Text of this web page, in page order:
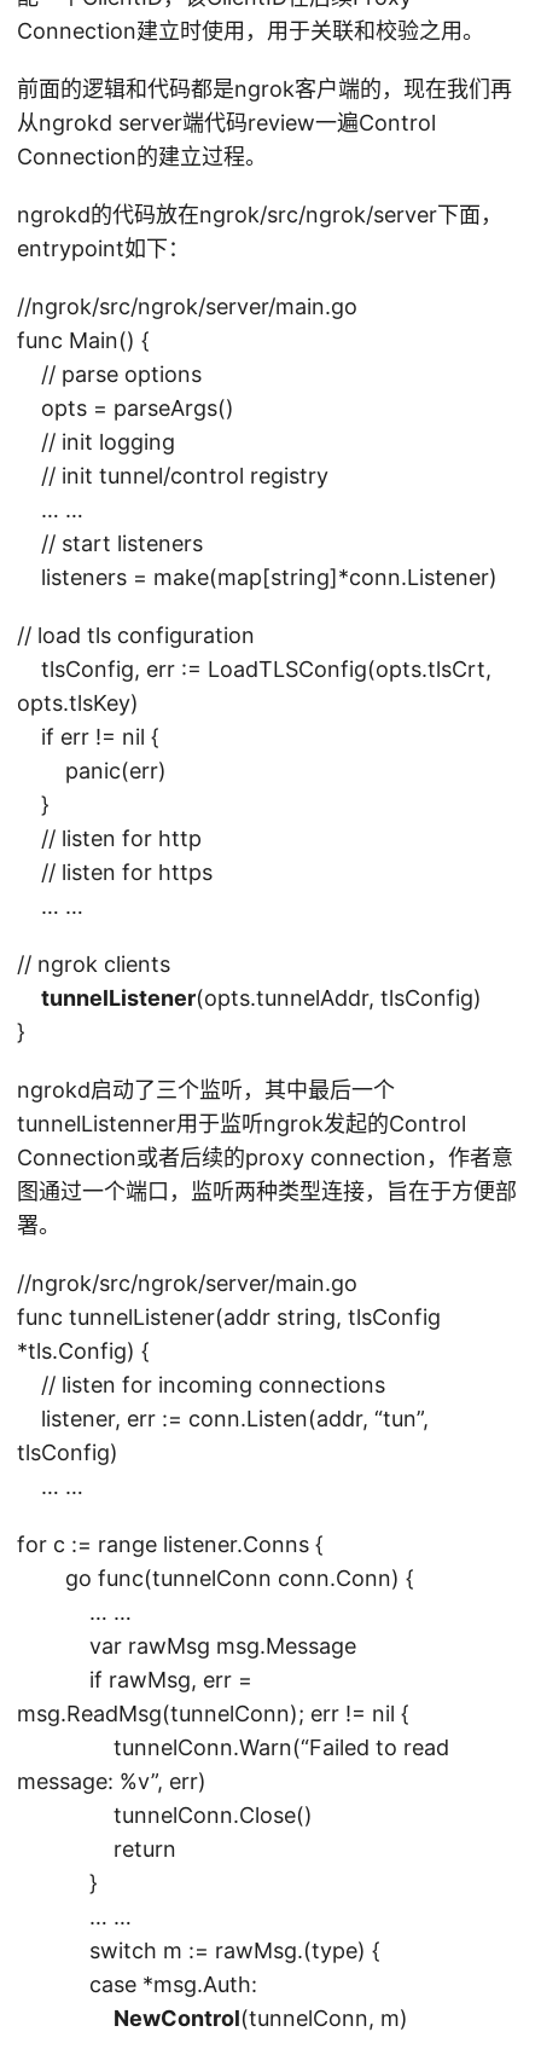
Connection建立时使用，用于关联和校验之用。
前面的逻辑和代码都是ngrok客户端的，现在我们再
从ngrokd server端代码review一遍Control
Connection的建立过程。
ngrokd的代码放在ngrok/src/ngrok/server下面，
entrypoint如下：
//ngrok/src/ngrok/server/main.go
func Main() {
// parse options
opts = parseArgs()
// init logging
// init tunnel/control registry
… …
// start listeners
listeners = make(map[string]*conn.Listener)
// load tls configuration
tlsConfig, err := LoadTLSConfig(opts.tlsCrt,
opts.tlsKey)
if err != nil {
panic(err)
}
// listen for http
// listen for https
… …
// ngrok clients
tunnelListener(opts.tunnelAddr, tlsConfig)
}
ngrokd启动了三个监听，其中最后一个
tunnelListenner用于监听ngrok发起的Control
Connection或者后续的proxy connection，作者意
图通过一个端口，监听两种类型连接，旨在于方便部
署。
//ngrok/src/ngrok/server/main.go
func tunnelListener(addr string, tlsConfig
*tls.Config) {
// listen for incoming connections
listener, err := conn.Listen(addr, “tun”,
tlsConfig)
… …
for c := range listener.Conns {
go func(tunnelConn conn.Conn) {
… …
var rawMsg msg.Message
if rawMsg, err =
msg.ReadMsg(tunnelConn); err != nil {
tunnelConn.Warn(“Failed to read
message: %v”, err)
tunnelConn.Close()
return
}
… …
switch m := rawMsg.(type) {
case *msg.Auth:
NewControl(tunnelConn, m)